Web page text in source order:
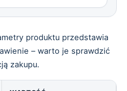
produktu przedstawia
– warto je sprawdzić
zakupu.